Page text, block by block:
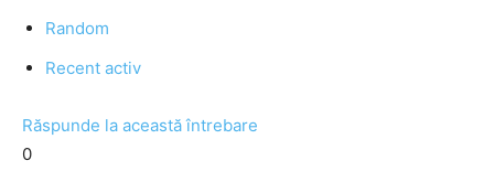
Random
Recent activ
Răspunde la această întrebare
0